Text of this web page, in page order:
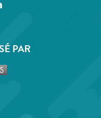
LinkedIn
PAR